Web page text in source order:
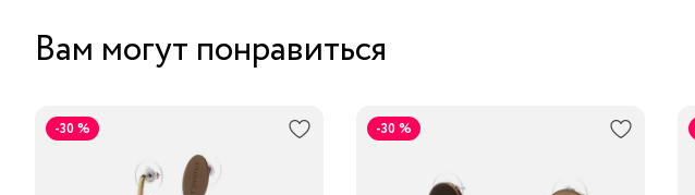
Вам могут понравиться
-30 % -30 %